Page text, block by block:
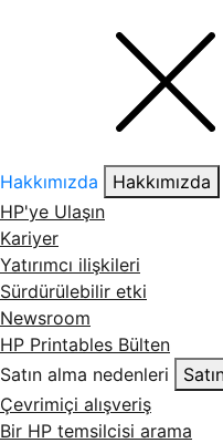
Hakkımızda
Hakkımızda
HP'ye Ulaşın
Kariyer
Yatırımcı ilişkileri
Sürdürülebilir etki
Newsroom
HP Printables Bülten
Satın alma nedenleri
Çevrimiçi alışveriş
Bir HP temsilcisi arama